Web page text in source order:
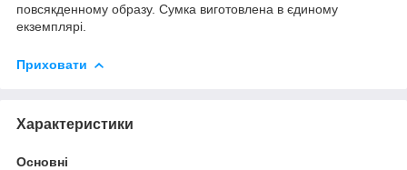
повсякденному образу. Сумка виготовлена в єдиному
екземплярі.
Приховати
Характеристики
Основні